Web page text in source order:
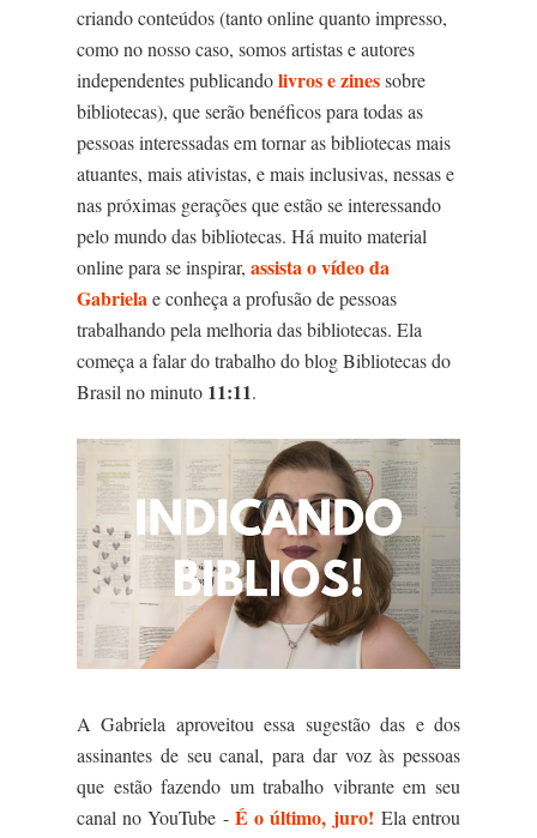
criando conteúdos (tanto online quanto impresso,
como no nosso caso, somos artistas e autores
independentes publicandolivros e zinessobre
bibliotecas), que serão benéficos para todas as
pessoas interessadas em tornar as bibliotecas mais
atuantes, mais ativistas, e mais inclusivas, nessas e
nas próximas gerações que estão se interessando
pelo mundo das bibliotecas. Há muito material
online para se inspirar, assista o vídeo da
Gabrielae conheça a profusão de pessoas
trabalhando pela melhoria das bibliotecas. Ela
começa a falar do trabalho do blog Bibliotecas do
Brasil no minuto 11:11.
A Gabriela aproveitou essa sugestão das e dos
assinantes de seu canal, para dar voz às pessoas
que estão fazendo um trabalho vibrante em seu
canal no YouTube - É o último, juro! Ela entrou